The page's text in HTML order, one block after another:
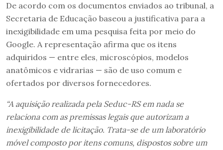
De acordo com os documentos enviados ao tribunal, a
Secretaria de Educação baseou a justificativa para a
inexigibilidade em uma pesquisa feita por meio do
Google. A representação afirma que os itens
adquiridos — entre eles, microscópios, modelos
anatômicos e vidrarias — são de uso comum e
ofertados por diversos fornecedores.
“A aquisição realizada pela Seduc-RS em nada se
relaciona com as premissas legais que autorizam a
inexigibilidade de licitação. Trata-se de um laboratório
móvel composto por itens comuns, dispostos sobre um